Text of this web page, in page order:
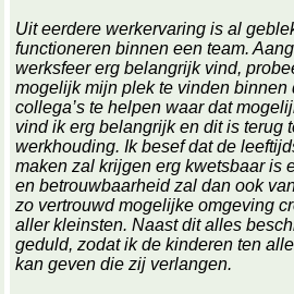
Uit eerdere werkervaring is al
functioneren binnen een team.
werksfeer erg belangrijk vind,
mogelijk mijn plek te vinden binnen
collega’s te helpen waar dat
vind ik erg belangrijk en dit is terug
werkhouding. Ik besef dat de
maken zal krijgen erg kwetsbaar is
en betrouwbaarheid zal dan ook
zo vertrouwd mogelijke omgeving
aller kleinsten. Naast dit alles
geduld, zodat ik de kinderen ten
kan geven die zij verlangen.